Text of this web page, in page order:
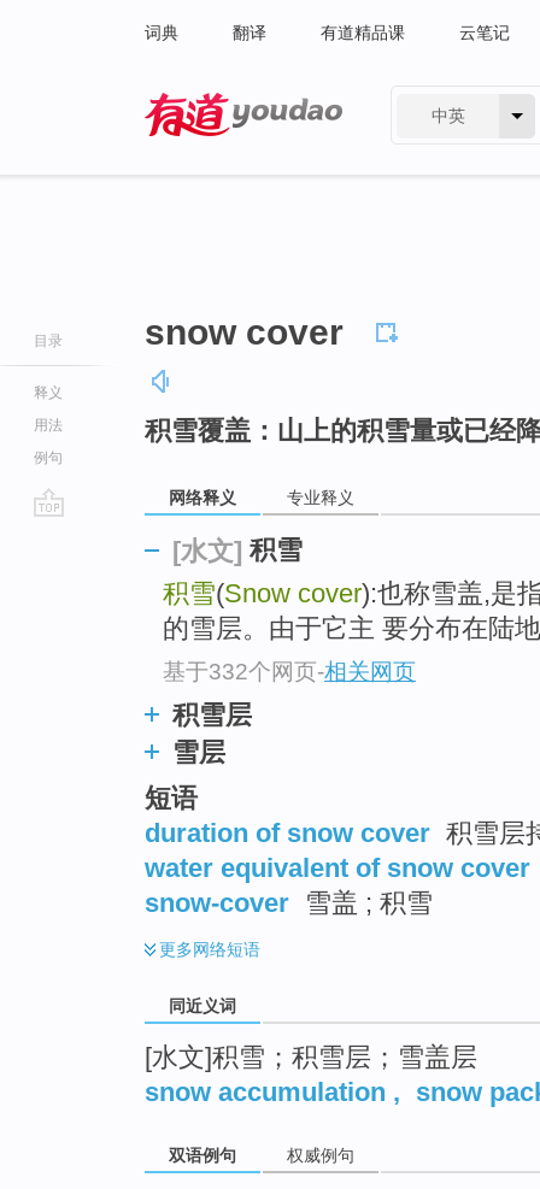
词典 翻译 有道精品课 云笔记
中英
目录
释义
用法
例句
snow cover
积雪覆盖：山上的积雪量或已经
网络释义 专业释义
[水文] 积雪
积雪(Snow cover):也称雪盖,是
的雪层。由于它主 要分布在陆
基于332个网页-相关网页
积雪层
雪层
短语
duration of snow cover 积雪层
water equivalent of snow cover
snow-cover 雪盖 ; 积雪
更多网络短语
同近义词
[水文]积雪；积雪层；雪盖层
snow accumulation , snow
双语例句 权威例句